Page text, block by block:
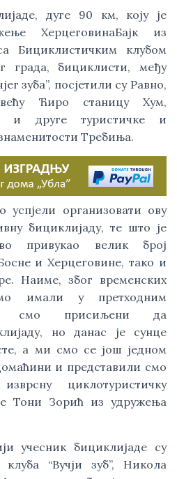
дуге 90 км, коју је
ХерцеговинаБајк из
Бициклистичким клубом
града, бициклисти, међу
зуба”, посјетили су Равно,
Ћиро станицу Хум,
и друге туристичке и
Требиња.
организовати ову
бициклијаду, те што је
привукао велик број
и Херцеговине, тако и
Наиме, због временских
имали у претходним
смо присиљени да
но данас је сунце
а ми смо се још једном
и представили смо
циклотуристичку
Тони Зорић из удружења
учесник бициклијаде су
“Вучји зуб”, Никола